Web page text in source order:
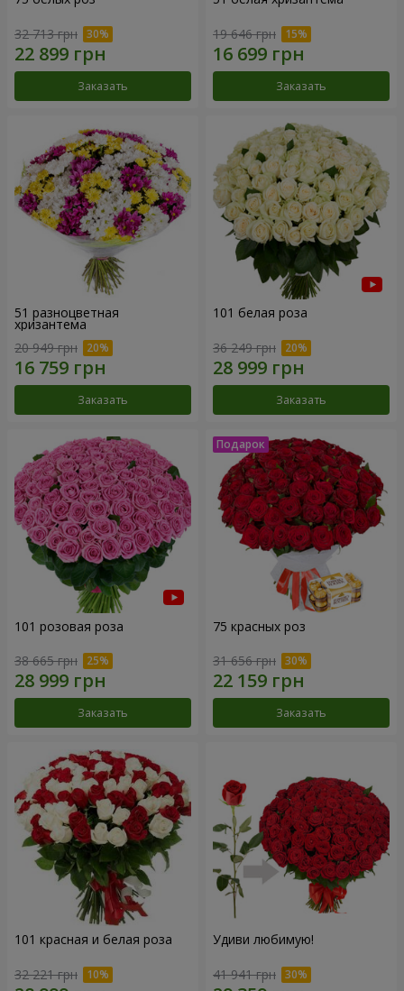
32 713 грн
Заказать
19 646 грн
Заказать
51 разноцветная
хризантема
20 949 грн
Заказать
101 белая роза
36 249 грн
Заказать
101 розовая роза
38 665 грн
Заказать
75 красных роз
31 656 грн
Заказать
101 красная и белая роза
32 221 грн
Удиви любимую!
41 941 грн